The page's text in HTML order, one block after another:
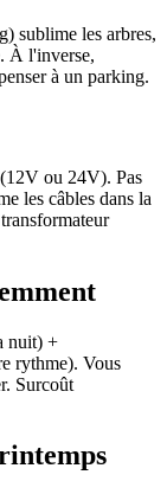
sublime les arbres,
À l'inverse,
à un parking.
(12V ou 24V). Pas
les câbles dans la
nuit) +
rythme). Vous
Surcoût